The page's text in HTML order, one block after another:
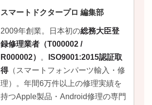
スマートドクタープロ 編集部
2009年創業。日本初の総務大臣登
録修理業者（T000002 /
R000002）
。
ISO9001:2015認証取
得（スマートフォンパーツ輸入・修
理）。年間6万件以上の修理実績を
持つApple製品・Android修理の専門